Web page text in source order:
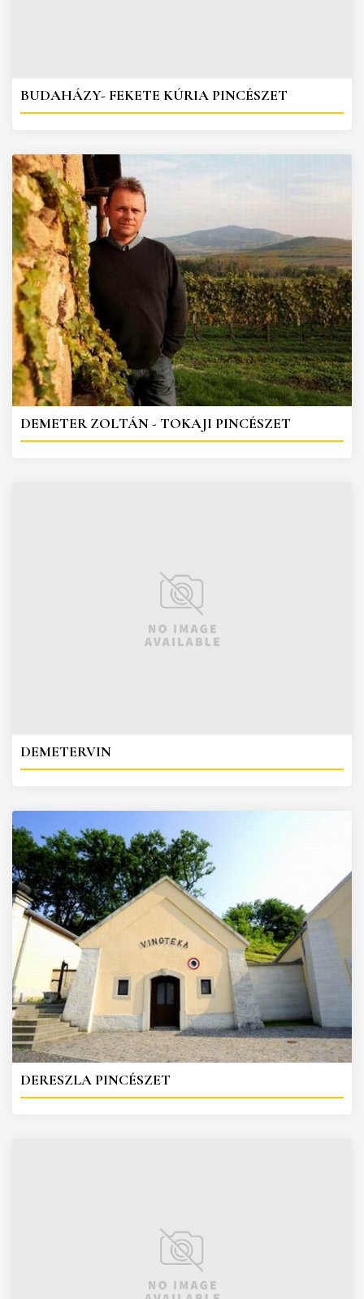
BUDAHÁZY- FEKETE KÚRIA PINCÉSZET
DEMETER ZOLTÁN - TOKAJI PINCÉSZET
DEMETERVIN
DERESZLA PINCÉSZET